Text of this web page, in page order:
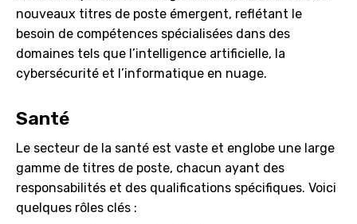
nouveaux titres de poste émergent, reflétant le
besoin de compétences spécialisées dans des
domaines tels que l’intelligence artificielle, la
cybersécurité et l’informatique en nuage.
Santé
Le secteur de la santé est vaste et englobe une large
gamme de titres de poste, chacun ayant des
responsabilités et des qualifications spécifiques. Voici
quelques rôles clés :